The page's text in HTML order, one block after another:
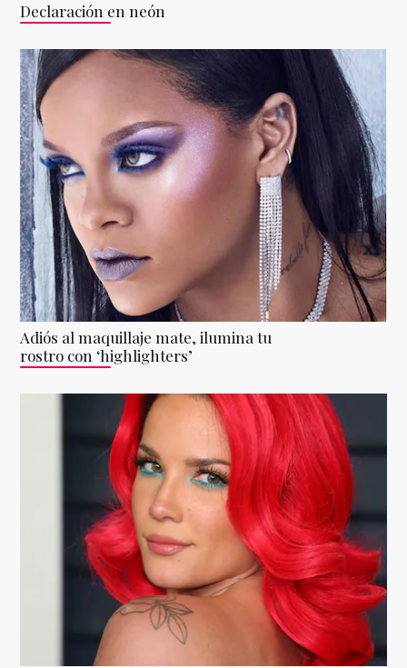
Declaración en neón
Adiós al maquillaje mate, ilumina tu
rostro con ‘highlighters’